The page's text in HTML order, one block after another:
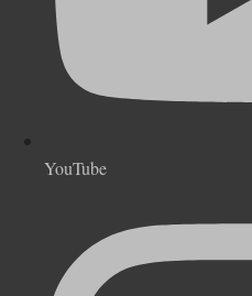
YouTube